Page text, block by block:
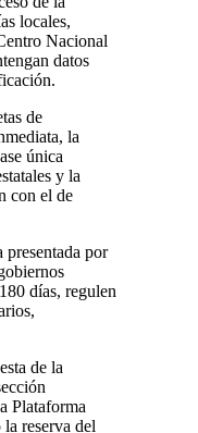
locales,
Nacional
datos
de
la
única
y la
con el de
presentada por
días, regulen
de la
Plataforma
reserva del